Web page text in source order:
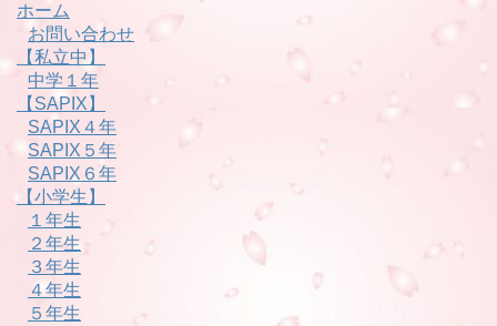
ホーム
お問い合わせ
【私立中】
中学１年
【SAPIX】
SAPIX４年
SAPIX５年
SAPIX６年
【小学生】
１年生
２年生
３年生
４年生
５年生